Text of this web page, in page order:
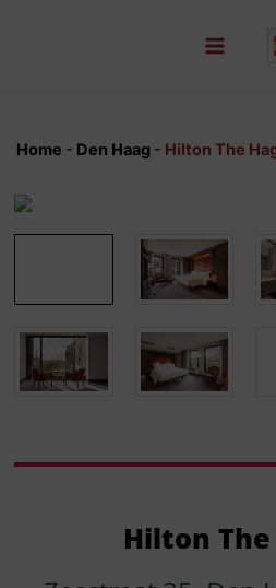
Home - Den Haag- Hilton The
Hilton The